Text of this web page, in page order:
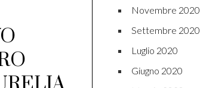
Novembre 2020
Settembre 2020
Luglio 2020
Giugno 2020